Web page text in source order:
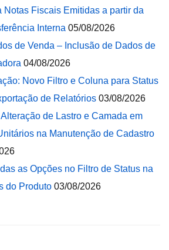
Notas Fiscais Emitidas a partir da
Interna 05/08/2026
de Venda – Inclusão de Dados de
04/08/2026
Novo Filtro e Coluna para Status
de Relatórios 03/08/2026
de Lastro e Camada em
na Manutenção de Cadastro
as Opções no Filtro de Status na
do Produto 03/08/2026